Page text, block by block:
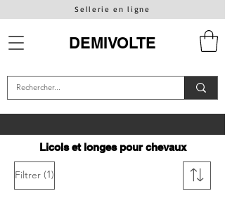
Sellerie en ligne
DEMIVOLTE
Licols et longes pour chevaux
Filtrer (1)